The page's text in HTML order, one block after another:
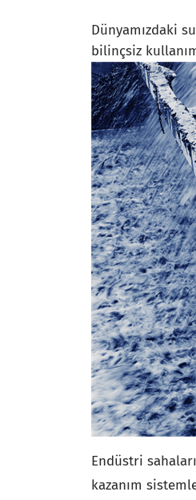
Dünyamızdaki
bilinçsiz
Endüstri
kazanım